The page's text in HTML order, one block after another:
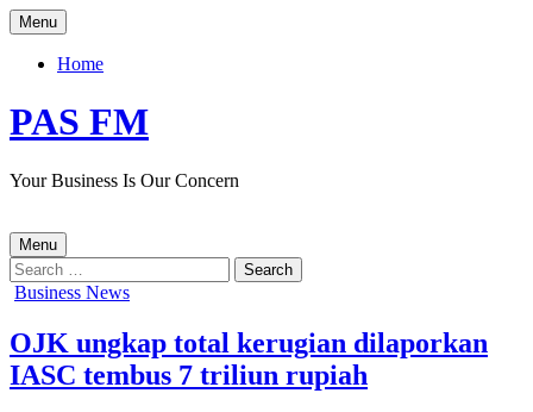
Skip
to
content
Menu
Home
PAS FM
Your Business Is Our Concern
Menu
Search
for:
Posted
Business News
OJK ungkap total kerugian dilaporkan
IASC tembus 7 triliun rupiah